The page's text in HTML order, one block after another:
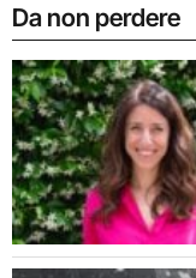
Da non perdere